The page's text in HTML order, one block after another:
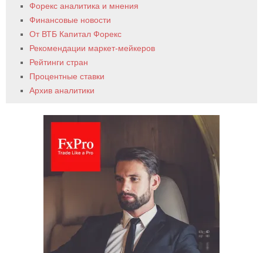
Форекс аналитика и мнения
Финансовые новости
От ВТБ Капитал Форекс
Рекомендации маркет-мейкеров
Рейтинги стран
Процентные ставки
Архив аналитики